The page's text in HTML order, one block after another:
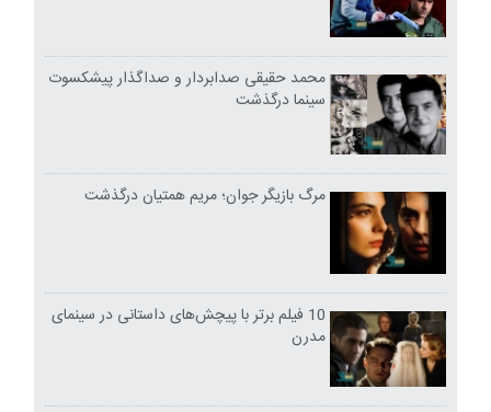
محمد حقیقی صدابردار و صداگذار پیشکسوت
سینما درگذشت
مرگ بازیگر جوان؛ مریم همتیان درگذشت
10 فیلم برتر با پیچش‌های داستانی در سینمای
مدرن